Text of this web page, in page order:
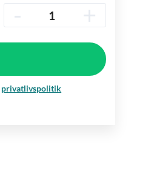
- +
privatlivspolitik